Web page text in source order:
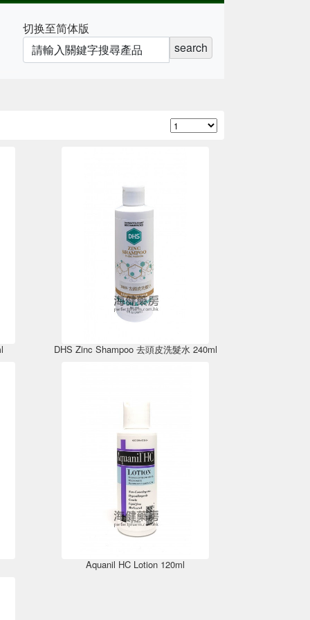
切换至简体版
search
DHS Zinc Shampoo 去頭皮洗髮水 240ml
Aquanil HC Lotion 120ml